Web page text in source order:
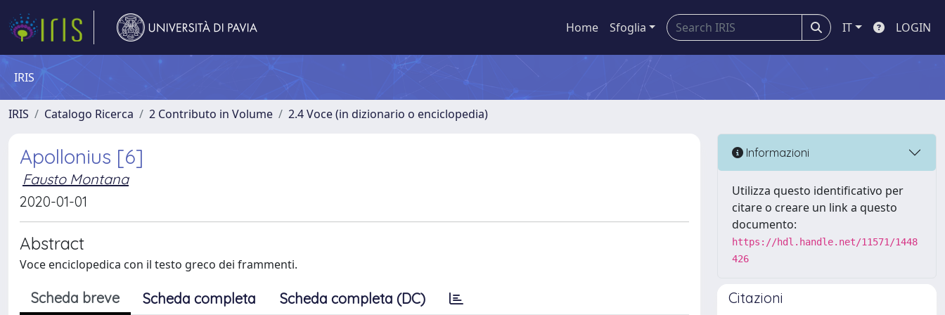
Home Sfoglia IT LOGIN
IRIS
IRIS Catalogo Ricerca 2 Contributo in Volume 2.4 Voce (in dizionario o enciclopedia)
Apollonius [6]
Fausto Montana
2020-01-01
Abstract
Voce enciclopedica con il testo greco dei frammenti.
Scheda breve Scheda completa Scheda completa (DC)
Informazioni
Utilizza questo identificativo per
citare o creare un link a questo
documento:
https://hdl.handle.net/11571/1448
426
Citazioni